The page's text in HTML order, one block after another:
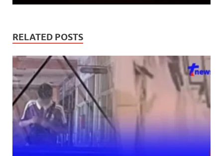
RELATED POSTS